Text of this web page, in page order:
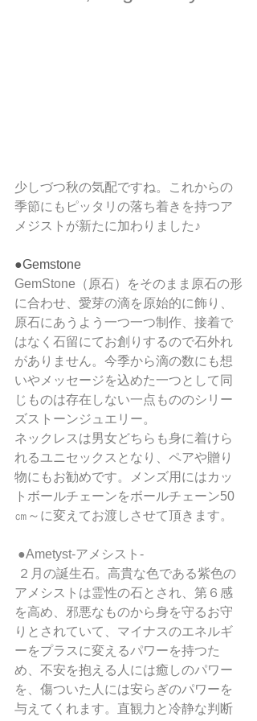
少しづつ秋の気配ですね。これからの
季節にもピッタリの落ち着きを持つア
メジストが新たに加わりました♪
●Gemstone
GemStone（原石）をそのまま原石の形
に合わせ、愛芽の滴を原始的に飾り、
原石にあうよう一つ一つ制作、接着で
はなく石留にてお創りするので石外れ
がありません。今季から滴の数にも想
いやメッセージを込めた一つとして同
じものは存在しない一点もののシリー
ズストーンジュエリー。
ネックレスは男女どちらも身に着けら
れるユニセックスとなり、ペアや贈り
物にもお勧めです。メンズ用にはカッ
トボールチェーンをボールチェーン50
㎝～に変えてお渡しさせて頂きます。
●Ametyst-アメシスト-
アメシストは霊性の石とされ、第６感
を高め、邪悪なものから身を守るお守
りとされていて、マイナスのエネルギ
ーをプラスに変えるパワーを持つた
め、不安を抱える人には癒しのパワー
を、傷ついた人には安らぎのパワーを
与えてくれます。直観力と冷静な判断